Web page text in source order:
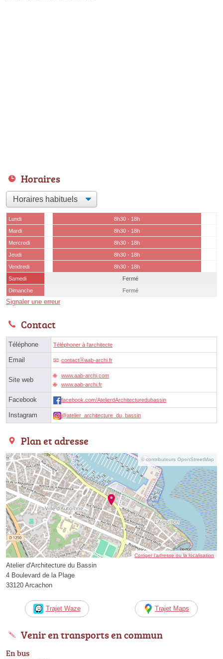
Horaires
Lundi
8h30 - 18h
Mardi
8h30 - 18h
Mercredi
8h30 - 18h
Jeudi
8h30 - 18h
Vendredi
8h30 - 18h
Samedi
Fermé
Dimanche
Fermé
Signaler une erreur
Contact
Téléphone Téléphoner à l'architecte
Email contactⓐaab-archi.fr
Site web
www.aab-archi.com
www.aab-archi.fr
Facebook facebook.com/AtelierdArchitecturedubassin
Instagram @atelier_architecture_du_bassin
Plan et adresse
© contributeurs OpenStreetMap
Corriger l’adresse ou la localisation
Atelier d'Architecture du Bassin
4 Boulevard de la Plage
33120 Arcachon
Trajet Waze Trajet Maps
Venir en transports en commun
En bus